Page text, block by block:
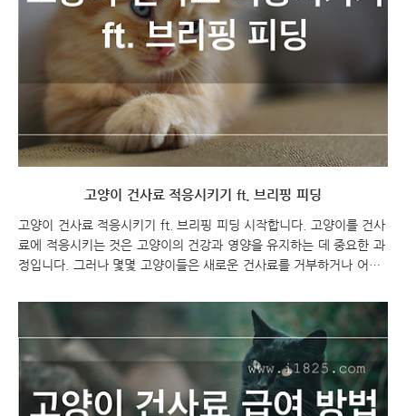
야 합니다. 고양이의 소화 시..
고양이 건사료 적응시키기 ft. 브리핑 피딩
고양이 건사료 적응시키기 ft. 브리핑 피딩 시작합니다. 고양이를 건사
료에 적응시키는 것은 고양이의 건강과 영양을 유지하는 데 중요한 과
정입니다. 그러나 몇몇 고양이들은 새로운 건사료를 거부하거나 어려
방법을 통해 고양이를 건사료에 적응시키는 방법을 알아보려 합니다.
이에 대한 포스팅을 시작해보겠습니다. 고양이의 건강과 영양을 위해
건사료는 중요한 식단 요소입니다. 그러나 건사료에 적응하지 못하는
고양이를 위한 브리핑 피딩(Briefing Feeding)이라는 방법이 있습니
다. 이번 포스팅에서는 고양이를 건사료에 적응시키는 방법과 브리핑
피딩의 장점에 대해 알아보겠습니다. 건사료를 거부하는 고양이를 가